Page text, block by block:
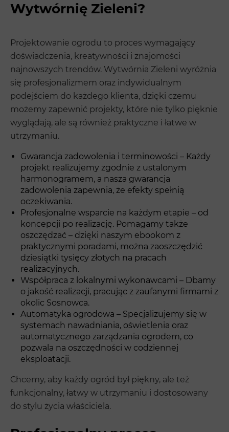
Wytwórnię Zieleni?
Projektowanie ogrodu to proces wymagający
doświadczenia, kreatywności i znajomości
najnowszych trendów. Wytwórnia Zieleni wyróżnia
się profesjonalizmem oraz indywidualnym
podejściem do każdego klienta, dzięki czemu
możemy zapewnić projekty, które nie tylko pięknie
wyglądają, ale są również praktyczne i łatwe w
utrzymaniu.
Gwarancja zadowolenia i terminowości – Każdy
projekt realizujemy zgodnie z ustalonym
harmonogramem, a nasza gwarancja
zadowolenia zapewnia, że efekty spełnią
oczekiwania.
Profesjonalne wsparcie na każdym etapie – od
koncepcji po realizację. Pomagamy także
oszczędzać – dzięki naszym ebookom z
praktycznymi poradami, można zaoszczędzić
dziesiątki tysięcy złotych na pracach
realizacyjnych.
Współpraca z lokalnymi wykonawcami – Dbamy
o jakość realizacji, pracując z zaufanymi firmami z
okolic Sosnowca.
Automatyka ogrodowa – Specjalizujemy się w
systemach nawadniania, oświetlenia oraz
automatycznego zarządzania ogrodem, co
pozwala na oszczędności w codziennej
eksploatacji.
Chcemy, aby każdy ogród był piękny, ale też
funkcjonalny, łatwy w utrzymaniu i dostosowany
do stylu życia właściciela.